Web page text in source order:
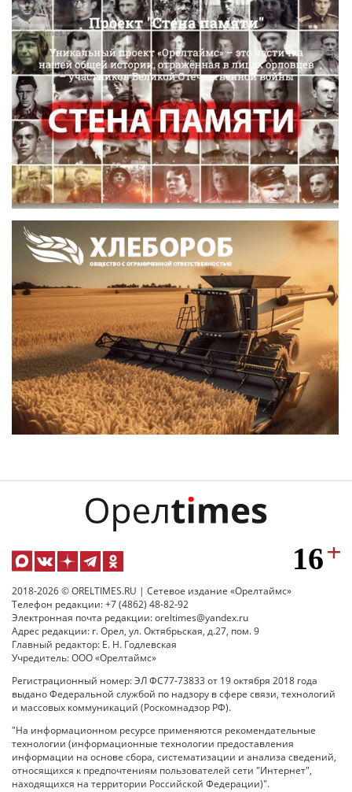
2018-2026 © ORELTIMES.RU | Сетевое издание «Орелтаймс»
Телефон редакции: +7 (4862) 48-82-92
Электронная почта редакции: oreltimes@yandex.ru
Адрес редакции: г. Орел, ул. Октябрьская, д.27, пом. 9
Главный редактор: Е. Н. Годлевская
Учредитель: ООО «Орелтаймс»
Регистрационный номер: ЭЛ ФС77-73833 от 19 октября 2018 года
выдано Федеральной службой по надзору в сфере связи, технологий
и массовых коммуникаций (Роскомнадзор РФ).
"На информационном ресурсе применяются рекомендательные
технологии (информационные технологии предоставления
информации на основе сбора, систематизации и анализа сведений,
относящихся к предпочтениям пользователей сети "Интернет",
находящихся на территории Российской Федерации)".